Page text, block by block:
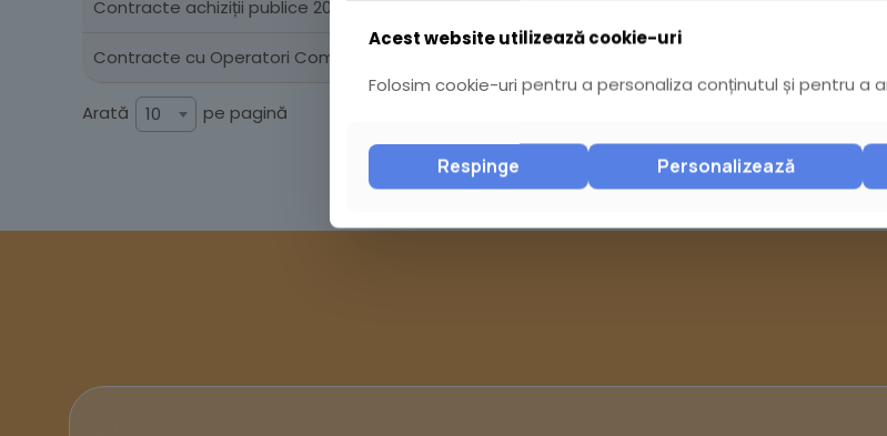
Contracte achiziții publice 2022
Contracte cu Operatori Comunicații
Arată 10 pe pagină
Acest website utilizează cookie-uri
Folosim cookie-uri pentru a personaliza conținutul și pentru a
Respinge Personalizează